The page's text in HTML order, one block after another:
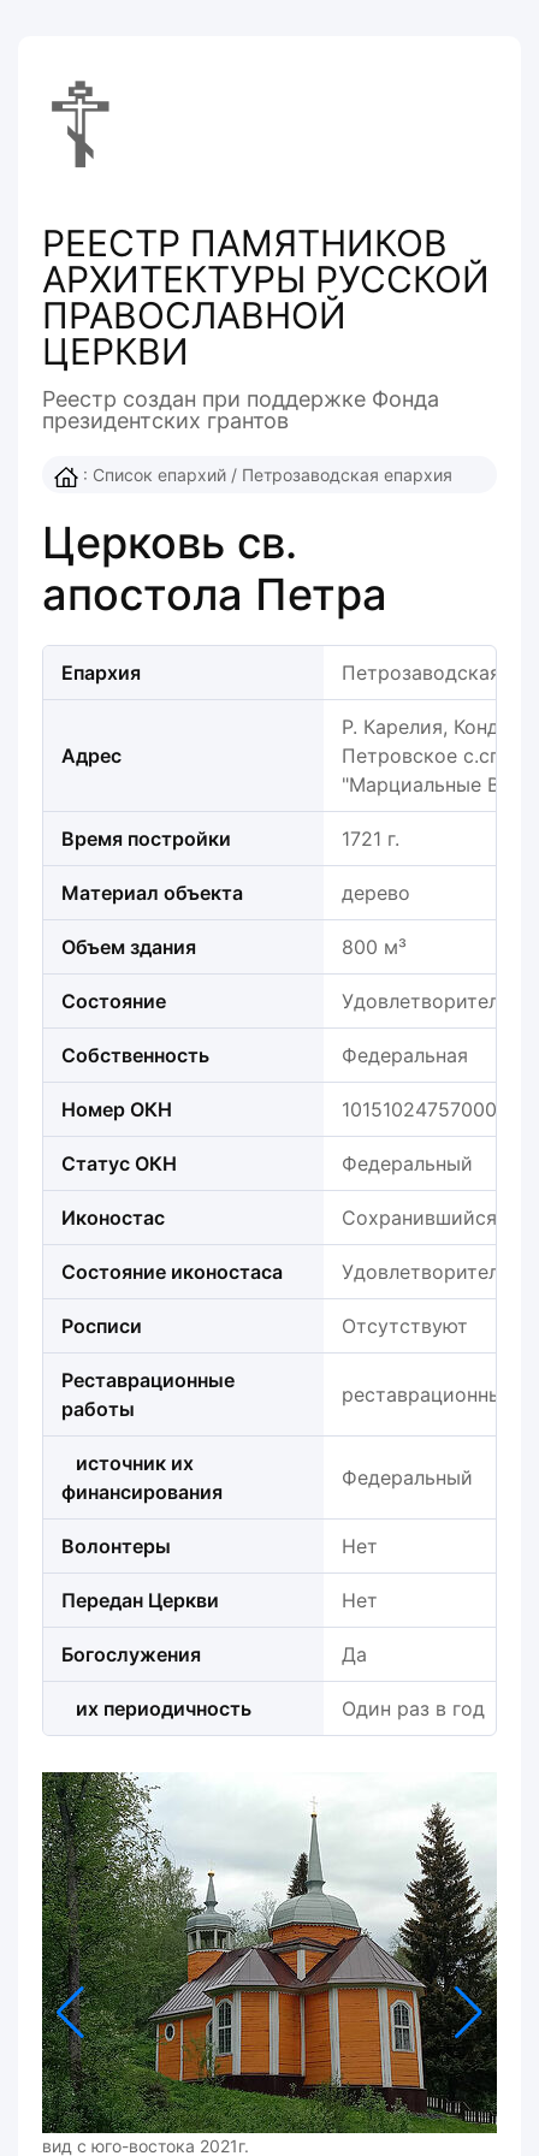
☦
РЕЕСТР ПАМЯТНИКОВ
АРХИТЕКТУРЫ РУССКОЙ
ПРАВОСЛАВНОЙ
ЦЕРКВИ
Реестр создан при поддержке Фонда
президентcких грантов
: Список епархий / Петрозаводская епархия
Церковь св.
апостола Петра
Епархия Петрозаводская
Адрес
Р. Карелия,
Петровское с.сп.,
"Марциальные
Время постройки 1721 г.
Материал объекта дерево
Объем здания 800 м³
Состояние
Собственность Федеральная
Номер ОКН 101510247570006
Статус ОКН Федеральный
Иконостас Сохранившийся
Состояние иконостаса
Росписи Отсутствуют
Реставрационные
работы
реставрационные
источник их
финансирования
Федеральный
Волонтеры Нет
Передан Церкви Нет
Богослужения Да
их периодичность Один раз в год
вид с юго-востока 2021г.